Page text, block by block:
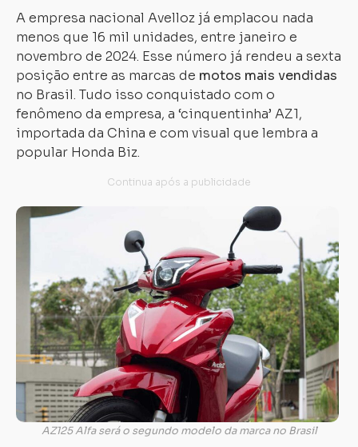
A empresa nacional Avelloz já emplacou nada
menos que 16 mil unidades, entre janeiro e
novembro de 2024. Esse número já rendeu a sexta
posição entre as marcas de motos mais vendidas
no Brasil. Tudo isso conquistado com o
fenômeno da empresa, a ‘cinquentinha’ AZ1,
importada da China e com visual que lembra a
popular Honda Biz.
AZ125 Alfa será o segundo modelo da marca no Brasil